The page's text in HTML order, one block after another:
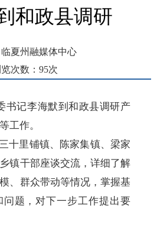
和政县调研
夏州融媒体中心
次数： 95次
书记李海默到和政县调研产
工作。
十里铺镇、陈家集镇、梁家
镇干部座谈交流，详细了解
、群众带动等情况，掌握基
问题，对下一步工作提出要